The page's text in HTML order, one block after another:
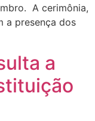
A cerimônia,
a presença dos
a